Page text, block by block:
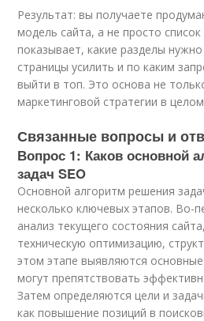
Результат: вы получаете
модель сайта, а не просто
показывает, какие разделы
страницы усилить и по каким
выйти в топ. Это основа не
маркетинговой стратегии в
Связанные вопросы и
Вопрос 1: Каков основной
задач SEO
Основной алгоритм решения
несколько ключевых этапов. Во-
анализ текущего состояния
техническую оптимизацию,
этом этапе выявляются
могут препятствовать
Затем определяются цели и
как повышение позиций в